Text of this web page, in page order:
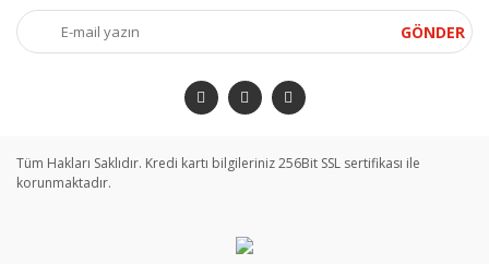
GÖNDER
Tüm Hakları Saklıdır. Kredi kartı bilgileriniz 256Bit SSL sertifikası ile
korunmaktadır.